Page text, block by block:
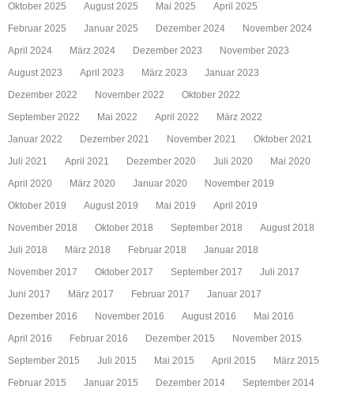
Oktober 2025
August 2025 Mai 2025
April 2025
Februar 2025
Januar 2025 Dezember 2024
November 2024
April 2024
März 2024 Dezember 2023
November 2023
August 2023
April 2023 März 2023
Januar 2023
Dezember 2022
November 2022
Oktober 2022
September 2022
Mai 2022 April 2022
März 2022
Januar 2022
Dezember 2021 November 2021
Oktober 2021
Juli 2021
April 2021 Dezember 2020 Juli 2020
Mai 2020
April 2020
März 2020 Januar 2020
November 2019
Oktober 2019
August 2019 Mai 2019
April 2019
November 2018
Oktober 2018 September 2018
August 2018
Juli 2018
März 2018 Februar 2018
Januar 2018
November 2017
Oktober 2017 September 2017
Juli 2017
Juni 2017
März 2017 Februar 2017
Januar 2017
Dezember 2016
November 2016 August 2016
Mai 2016
April 2016
Februar 2016 Dezember 2015
November 2015
September 2015
Juli 2015 Mai 2015 April 2015
März 2015
Februar 2015
Januar 2015 Dezember 2014 September 2014